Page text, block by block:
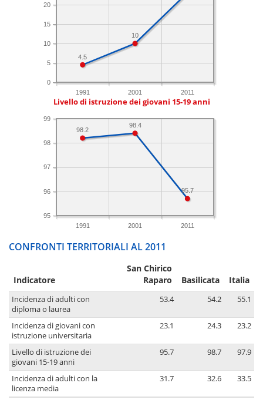
1991 2001 2011
0
5
10
15
20
10
4.5
Livello di istruzione dei giovani 15-19 anni
1991 2001 2011
95
96
97
98
99
95.7
98.4
98.2
CONFRONTI TERRITORIALI AL 2011
Indicatore
San Chirico
Raparo
Basilicata Italia
Incidenza di adulti con
diploma o laurea
53.4 54.2 55.1
Incidenza di giovani con
istruzione universitaria
23.1 24.3 23.2
Livello di istruzione dei
giovani 15-19 anni
95.7 98.7 97.9
Incidenza di adulti con la
licenza media
31.7 32.6 33.5